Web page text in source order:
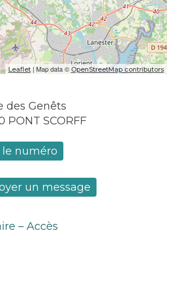
Leaflet| Map data © OpenStreetMap contributors
des Genêts
PONT SCORFF
le numéro
un message
– Accès